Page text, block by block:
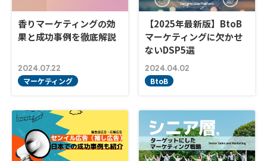
香りマーケティングの効
果と成功事例を徹底解説
2024.07.22
マーケティング
【2025年最新版】BtoB
マーケティングに欠かせ
ないDSP5選
2024.04.02
BtoB